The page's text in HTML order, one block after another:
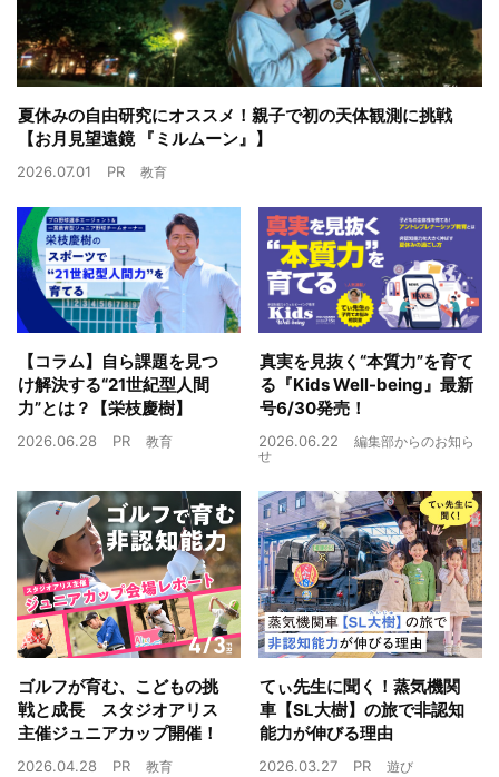
夏休みの自由研究にオススメ！親子で初の天体観測に挑戦
【お月見望遠鏡 『ミルムーン』】
2026.07.01 PR 教育
【コラム】自ら課題を見つ
け解決する“21世紀型人間
力”とは？【栄枝慶樹】
2026.06.28 PR 教育
真実を見抜く“本質力”を育て
る『Kids Well-being』最新
号6/30発売！
2026.06.22
編集部からのお知ら
せ
ゴルフが育む、こどもの挑
戦と成長 スタジオアリス
主催ジュニアカップ開催！
2026.04.28 PR 教育
てぃ先生に聞く！蒸気機関
車【SL大樹】の旅で非認知
能力が伸びる理由
2026.03.27 PR 遊び